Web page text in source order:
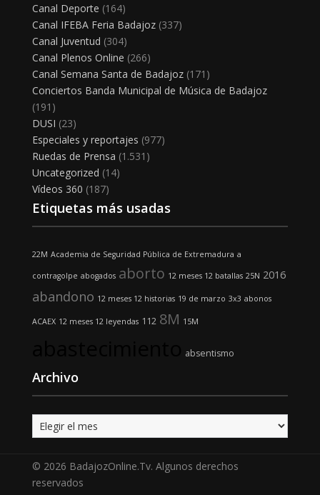
Canal Deporte (164)
Canal IFEBA Feria Badajoz(337)
Canal Juventud (304)
Canal Plenos Online (266)
Canal Semana Santa de Badajoz(171)
Conciertos Banda Municipal de Música de Badajoz
(191)
DUSI (23)
Especiales y reportajes (977)
Ruedas de Prensa (1.531)
Uncategorized (14)
Vídeos 360 (187)
Etiquetas más usadas
22M Academia de Seguridad Pública de Extremadura a
contragolpe abogados aborto 12 meses 12 batallas 25N 2016
abandono 12 meses 12 historias 19 de marzo 3x3 abonos
ACAEX 12 meses 12 leyendas 112 8M 15M
absentismo
Archivo
Archivo
© 2026 BadajozOnline.Tv. Algunos derechos
reservados